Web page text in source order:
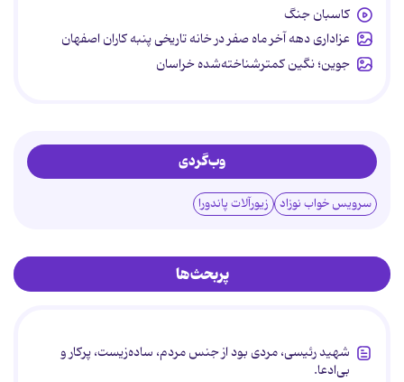
کاسبان جنگ
عزاداری دهه آخر ماه صفر در خانه تاریخی پنبه کاران اصفهان
جوین؛ نگین کمترشناخته‌شده خراسان
وب‌گردی
سرویس خواب نوزاد زیورآلات پاندورا
پربحث‌ها
شهید رئیسی، مردی بود از جنس مردم، ساده‌زیست، پرکار و
بی‌ادعا.